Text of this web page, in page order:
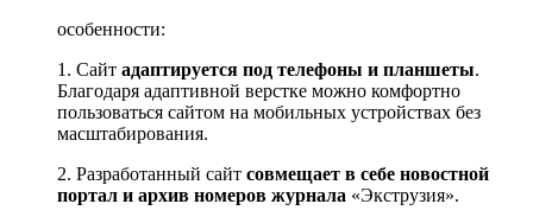
особенности:
1. Сайт адаптируется под телефоны и планшеты.
Благодаря адаптивной верстке можно комфортно
пользоваться сайтом на мобильных устройствах без
масштабирования.
2. Разработанный сайт совмещает в себе новостной
портал и архив номеров журнала «Экструзия».